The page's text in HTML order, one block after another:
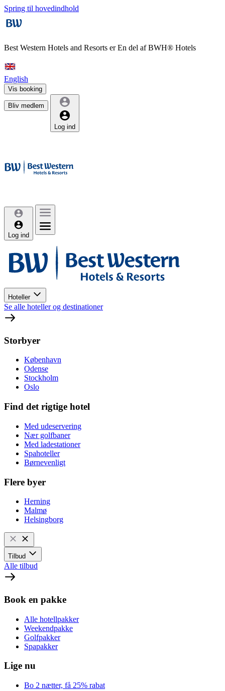
Spring til hovedindhold
Best Western Hotels and Resorts erEn del af BWH® Hotels
English
Vis booking
Bliv medlem
Log ind
Log ind
Hoteller
Se alle hoteller og destinationer
Storbyer
København
Odense
Stockholm
Oslo
Find det rigtige hotel
Med udeservering
Nær golfbaner
Med ladestationer
Spahoteller
Børnevenligt
Flere byer
Herning
Malmø
Helsingborg
Tilbud
Alle tilbud
Book en pakke
Alle hotellpakker
Weekendpakke
Golfpakker
Spapakker
Lige nu
Bo 2 nætter, få 25% rabat